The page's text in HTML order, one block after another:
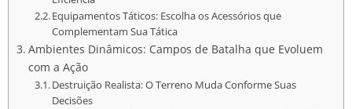
Equipamentos Táticos: Escolha os Acessórios que
Complementam Sua Tática
Ambientes Dinâmicos: Campos de Batalha que Evoluem
com a Ação
Destruição Realista: O Terreno Muda Conforme Suas
Decisões